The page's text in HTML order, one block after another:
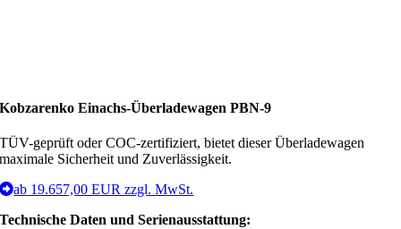
Kobzarenko Einachs-ÜberladewagenPBN-9
TÜV-geprüft oder COC-zertifiziert, bietet dieser Überladewagen
maximale Sicherheit und Zuverlässigkeit.
ab 19.657,00 EUR zzgl. MwSt.
Technische Daten und Serienausstattung: